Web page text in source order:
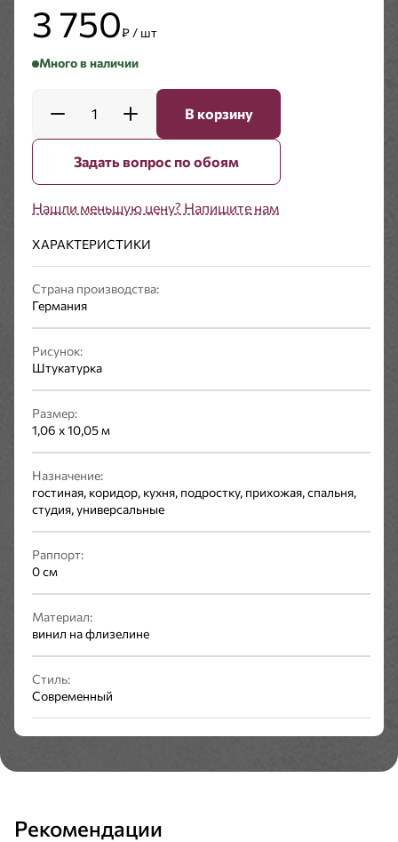
3 750₽ / шт
Много в наличии
1 В корзину
Задать вопрос по обоям
Нашли меньшую цену? Напишите нам
ХАРАКТЕРИСТИКИ
Страна производства:
Германия
Рисунок:
Штукатурка
Размер:
1,06 x 10,05 м
Назначение:
гостиная, коридор, кухня, подростку, прихожая, спальня,
студия, универсальные
Раппорт:
0 см
Материал:
винил на флизелине
Стиль:
Современный
Рекомендации